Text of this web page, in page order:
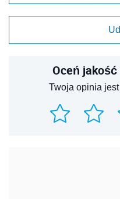
Oceń jakość
Twoja opinia